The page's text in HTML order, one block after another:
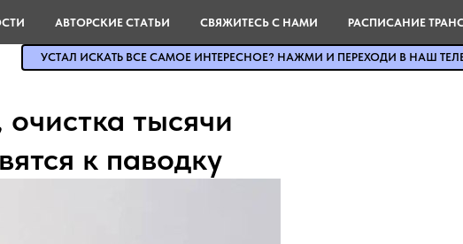
очистка тысячи
к паводку
АВТОРСКИЕ СТАТЬИ СВЯЖИТЕСЬ С НАМИ РАСПИСАНИЕ
УСТАЛ ИСКАТЬ ВСЕ САМОЕ ИНТЕРЕСНОЕ? НАЖМИ И ПЕРЕХОДИ В НАШ